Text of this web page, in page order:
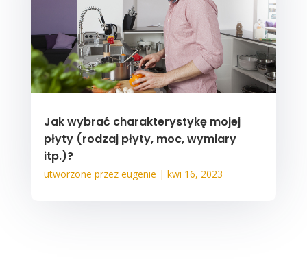
Jak wybrać charakterystykę mojej
płyty (rodzaj płyty, moc, wymiary
itp.)?
utworzone przez eugenie | kwi 16, 2023